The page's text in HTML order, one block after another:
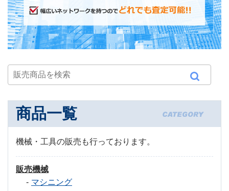
商品一覧
機械・工具の販売も行っております。
販売機械
マシニング